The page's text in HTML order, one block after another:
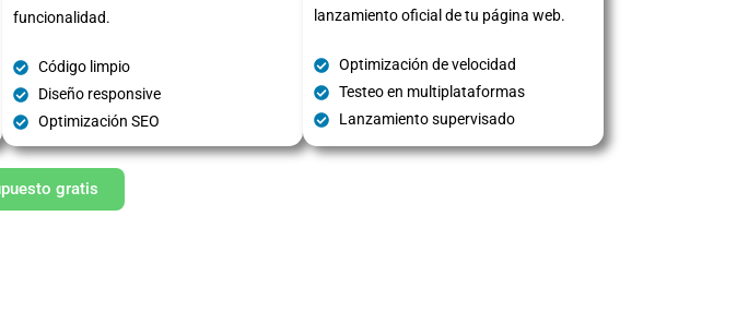
funcionalidad.
Código limpio
Diseño responsive
Optimización SEO
lanzamiento oficial de tu página web.
Optimización de velocidad
Testeo en multiplataformas
Lanzamiento supervisado
gratis